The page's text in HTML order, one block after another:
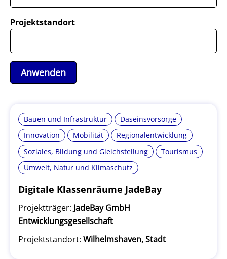
Projektstandort
Bauen und Infrastruktur
Daseinsvorsorge
Innovation
Mobilität
Regionalentwicklung
Soziales, Bildung und Gleichstellung
Tourismus
Umwelt, Natur und Klimaschutz
Digitale Klassenräume JadeBay
Projektträger: JadeBay GmbH
Entwicklungsgesellschaft
Projektstandort: Wilhelmshaven, Stadt